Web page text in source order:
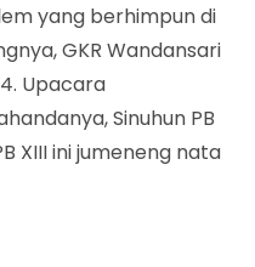
yang berhimpun di
GKR Wandansari
Upacara
Sinuhun PB
XIII ini jumeneng nata